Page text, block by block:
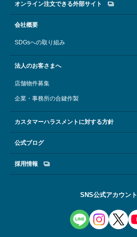
オンライン注文できる外部サイト
会社概要
SDGsへの取り組み
法人のお客さまへ
店舗物件募集
企業・事務所の合鍵作製
カスタマーハラスメントに対する方針
公式ブログ
採用情報
SNS公式アカウント